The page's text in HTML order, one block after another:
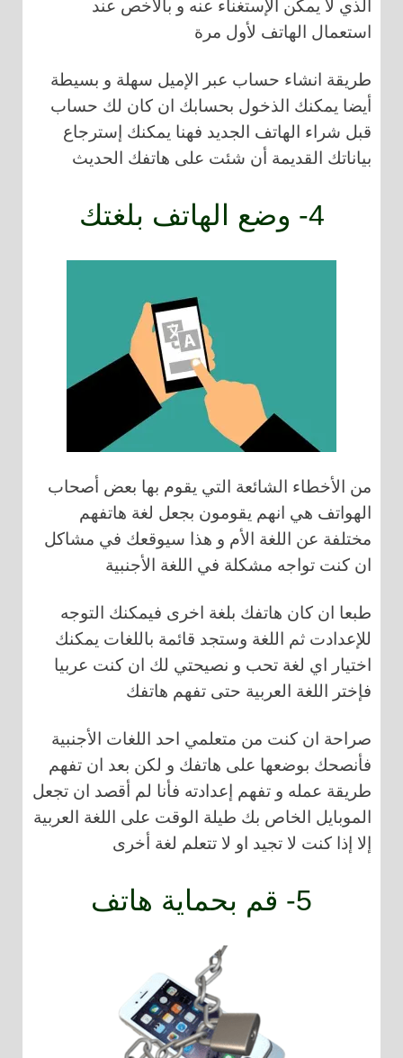
الذي لا يمكن الإستغناء عنه و بالأخص عند
استعمال الهاتف لأول مرة
طريقة انشاء حساب عبر الإميل سهلة و بسيطة
أيضا يمكنك الذخول بحسابك ان كان لك حساب
قبل شراء الهاتف الجديد فهنا يمكنك إسترجاع
بياناتك القديمة أن شئت على هاتفك الحديث
4- وضع الهاتف بلغتك
من الأخطاء الشائعة التي يقوم بها بعض أصحاب
الهواتف هي انهم يقومون بجعل لغة هاتفهم
مختلفة عن اللغة الأم و هذا سيوقعك في مشاكل
ان كنت تواجه مشكلة في اللغة الأجنبية
طبعا ان كان هاتفك بلغة اخرى فيمكنك التوجه
للإعدادت ثم اللغة وستجد قائمة باللغات يمكنك
اختيار اي لغة تحب و نصيحتي لك ان كنت عربيا
فإختر اللغة العربية حتى تفهم هاتفك
صراحة ان كنت من متعلمي احد اللغات الأجنبية
فأنصحك بوضعها على هاتفك و لكن بعد ان تفهم
طريقة عمله و تفهم إعدادته فأنا لم أقصد ان تجعل
الموبايل الخاص بك طيلة الوقت على اللغة العربية
إلا إذا كنت لا تجيد او لا تتعلم لغة أخرى
5- قم بحماية هاتف